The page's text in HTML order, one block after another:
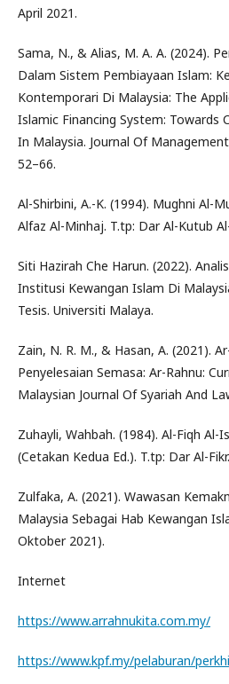
April 2021.
Sama, N., & Alias, M. A. A. (2024).
Dalam Sistem Pembiayaan Islam:
Kontemporari Di Malaysia: The
Islamic Financing System:
In Malaysia. Journal Of
52–66.
Al-Shirbini, A.-K. (1994). Mughni Al-
Alfaz Al-Minhaj. T.tp: Dar Al-Kutub
Siti Hazirah Che Harun. (2022).
Institusi Kewangan Islam Di
Tesis. Universiti Malaya.
Zain, N. R. M., & Hasan, A. (2021).
Penyelesaian Semasa: Ar-Rahnu:
Malaysian Journal Of Syariah And
Zuhayli, Wahbah. (1984). Al-Fiqh Al-
(Cetakan Kedua Ed.). T.tp: Dar Al-Fikr.
Zulfaka, A. (2021). Wawasan
Malaysia Sebagai Hab Kewangan
Oktober 2021).
Internet
https://www.arrahnukita.com.my/
https://www.kpf.my/pelaburan/